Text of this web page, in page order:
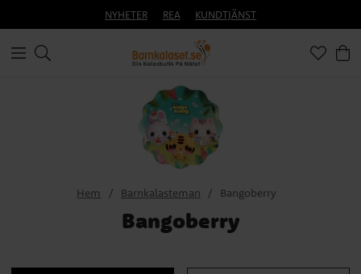
NYHETER REA KUNDTJÄNST
Hem Barnkalasteman Bangoberry
Bangoberry